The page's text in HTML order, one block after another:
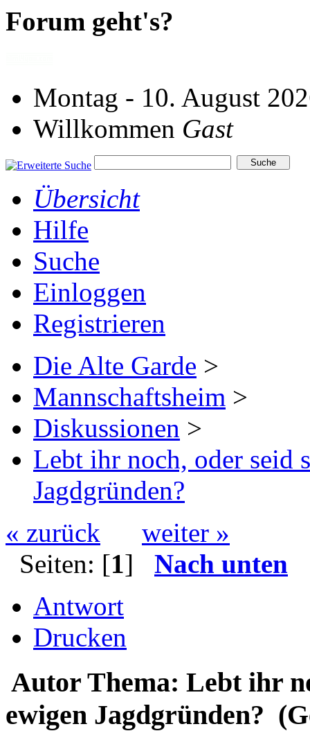
Forum geht's?
Montag - 10. August
Willkommen Gast
Übersicht
Hilfe
Suche
Einloggen
Registrieren
Die Alte Garde >
Mannschaftsheim >
Diskussionen >
Lebt ihr noch, oder seid
Jagdgründen?
« zurück
weiter »
Seiten: [1] Nach unten
Antwort
Drucken
Autor Thema: Lebt ihr
ewigen Jagdgründen?